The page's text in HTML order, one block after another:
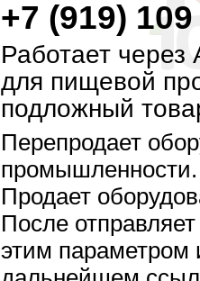
+7 (919)
Работает
для пищевой
подложный
Перепродает
промышленности.
Продает
После
этим параметром